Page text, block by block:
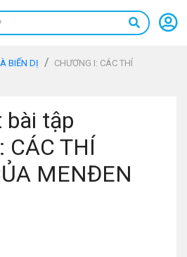
BIẾN DỊ
CHƯƠNG I: CÁC THÍ
bài tập
CÁC THÍ
MENĐEN